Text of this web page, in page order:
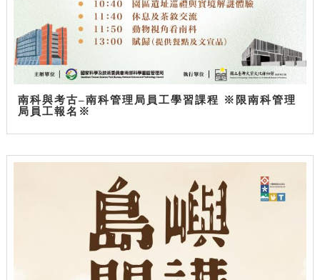
南科與考古–南科管理局員工學習課程 ※限南科管理
局員工報名※